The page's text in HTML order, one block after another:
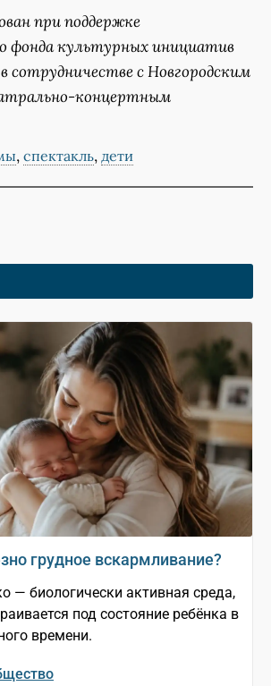
при поддержке
фонда культурных инициатив
сотрудничестве с Новгородским
концертным
, спектакль, дети
грудное вскармливание?
— биологически активная среда,
под состояние ребёнка в
времени.